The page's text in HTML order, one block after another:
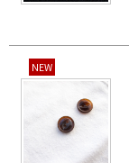
NEW